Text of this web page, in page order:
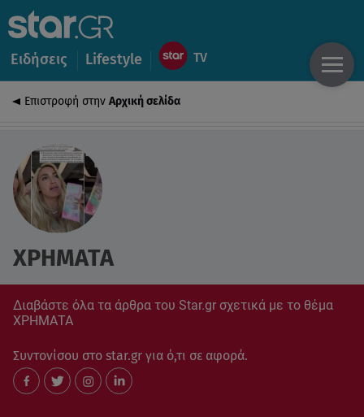
Ειδήσεις Lifestyle
Επιστροφή στην Αρχική σελίδα
ΧΡΗΜΑΤΑ
Διαβάστε όλα τα άρθρα του Star.gr σχετικά με το θέμα
ΧΡΗΜΑΤΑ
Συντονίσου στο star.gr για ό,τι σε αφορά.